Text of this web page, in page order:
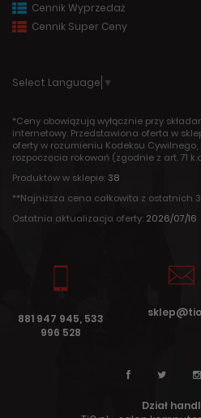
Cennik Wyprzedaż
Cennik Super Ceny
Select Language ▼
*Ceny obowiązują wyłącznie przy
internetowy. Przedstawiona oferta w
oferty w rozumieniu Kodeksu
rozpoczęcia rokowań (zgodnie z art. 71
Produktów w sklepie: 38
**Najniższa cena całkowita z ostatnich
Ostatnia aktualizacja oferty: 2026/07/16
881 947 945, 533
996 528
Dział